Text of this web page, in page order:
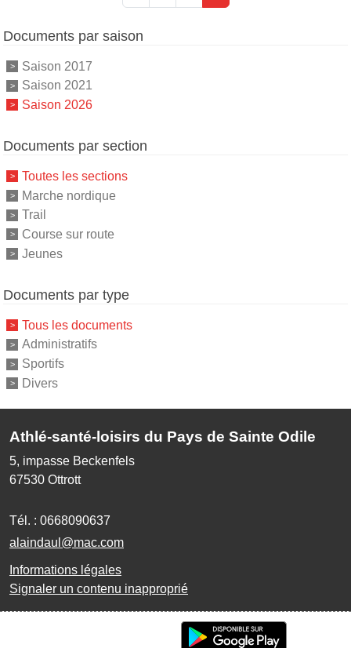
Documents par saison
Saison 2017
Saison 2021
Saison 2026
Documents par section
Toutes les sections
Marche nordique
Trail
Course sur route
Jeunes
Documents par type
Tous les documents
Administratifs
Sportifs
Divers
Athlé-santé-loisirs du Pays de Sainte Odile
5, impasse Beckenfels
67530 Ottrott
Tél. : 0668090637
alaindaul@mac.com
Informations légales
Signaler un contenu inapproprié